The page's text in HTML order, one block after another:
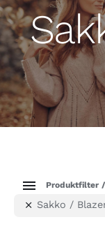
Produktfilter
Sakko /